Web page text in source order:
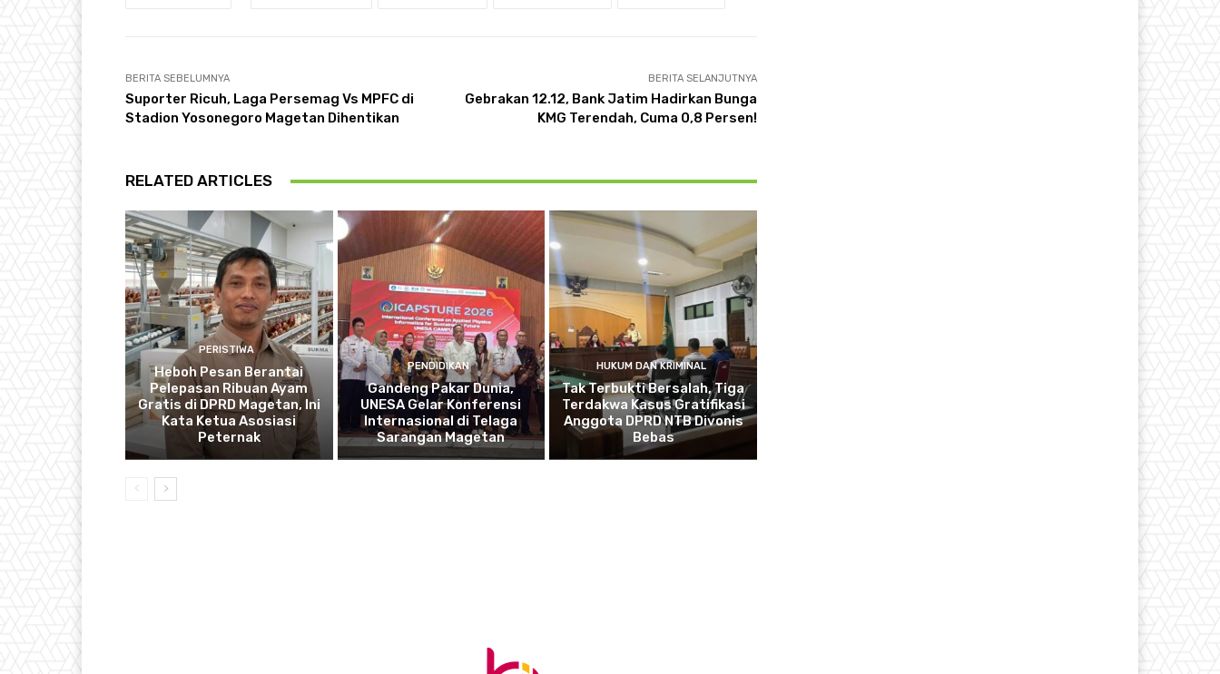
BERITA SEBELUMNYA
Suporter Ricuh, Laga Persemag Vs MPFC di
Stadion Yosonegoro Magetan Dihentikan
BERITA SELANJUTNYA
Gebrakan 12.12, Bank Jatim Hadirkan Bunga
KMG Terendah, Cuma 0,8 Persen!
RELATED ARTICLES
PERISTIWA
Heboh Pesan Berantai
Pelepasan Ribuan Ayam
Gratis di DPRD Magetan, Ini
Kata Ketua Asosiasi
Peternak
PENDIDIKAN
Gandeng Pakar Dunia,
UNESA Gelar Konferensi
Internasional di Telaga
Sarangan Magetan
HUKUM DAN KRIMINAL
Tak Terbukti Bersalah, Tiga
Terdakwa Kasus Gratifikasi
Anggota DPRD NTB Divonis
Bebas